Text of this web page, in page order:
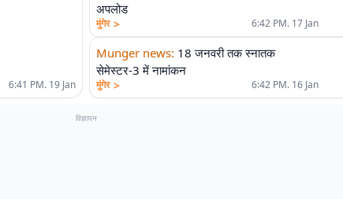
6:41 PM. 19 Jan
अपलोड
मुंगेर > 6:42 PM. 17 Jan
Munger news: 18 जनवरी तक स्नातक
सेमेस्टर-3 में नामांकन
मुंगेर > 6:42 PM. 16 Jan
विज्ञापन